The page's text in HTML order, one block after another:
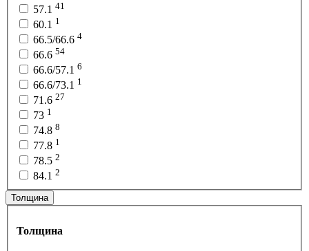
57.1 41
60.1 1
66.5/66.6 4
66.6 54
66.6/57.1 6
66.6/73.1 1
71.6 27
73 1
74.8 8
77.8 1
78.5 2
84.1 2
Толщина
Толщина